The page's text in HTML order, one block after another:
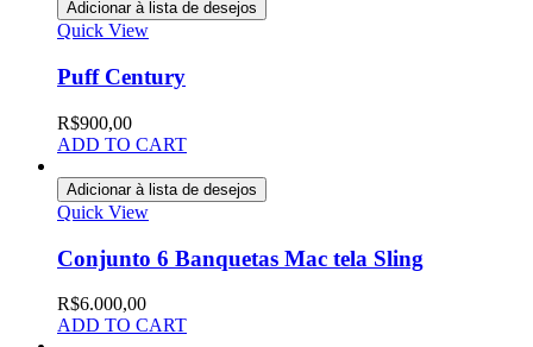
Adicionar à lista de desejos
Quick View
Puff Century
R$900,00
ADD TO CART
Adicionar à lista de desejos
Quick View
Conjunto 6 Banquetas Mac tela Sling
R$6.000,00
ADD TO CART